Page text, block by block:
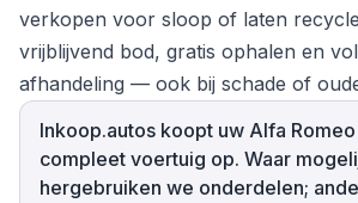
verkopen voor sloop of laten
vrijblijvend bod, gratis ophalen en
afhandeling — ook bij schade of
Inkoop.autos koopt uw Alfa
compleet voertuig op. Waar
hergebruiken we onderdelen;